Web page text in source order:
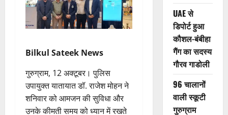
Bilkul Sateek News
गुरुग्राम, 12 अक्टूबर। पुलिस
उपायुक्त यातायात डॉ. राजेश मोहन ने
शनिवार को आमजन की सुविधा और
उनके कीमती समय को ध्यान में रखते
UAE से
डिपोर्ट हुआ
कौशल-बंबीहा
गैंग का सदस्य
गौरव गाडोली
96 चालानों
वाली स्कूटी
गुरुग्राम